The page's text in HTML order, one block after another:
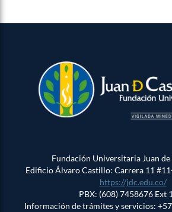
Fundación Universitaria Juan de
Edificio Álvaro Castillo: Carrera 11
https://jdc.edu.co/
PBX: (608) 7458676 Ext
Información de trámites y servicios: